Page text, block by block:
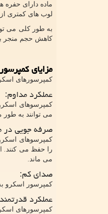
ماده دارای حفره
لوب های کمتری
به طور کلی می
کاهش حجم منجر
مزایای
کمپرسورهای
عملکرد مداوم:
کمپرسوهای
می توانند به طور
صرفه جویی در
کمپرسوهای
را حفظ می کنند.
می ماند.
صدای کم:
کمپرسور اسکرو
عملکرد
کمپرسورهای